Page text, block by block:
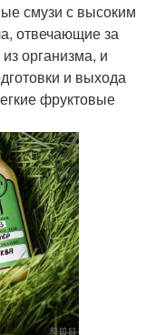
смузи с высоким
отвечающие за
организма, и
и выхода
фруктовые